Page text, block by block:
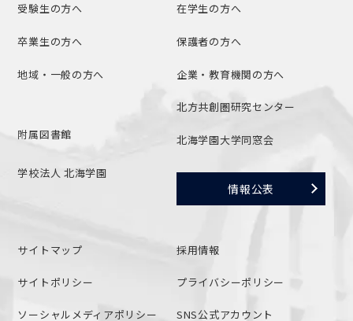
受験生の方へ 在学生の方へ
卒業生の方へ 保護者の方へ
地域・一般の方へ 企業・教育機関の方へ
附属図書館
北方共創圏研究センター
北海学園大学同窓会
学校法人 北海学園
情報公表
サイトマップ 採用情報
サイトポリシー プライバシーポリシー
ソーシャルメディアポリシー SNS公式アカウント